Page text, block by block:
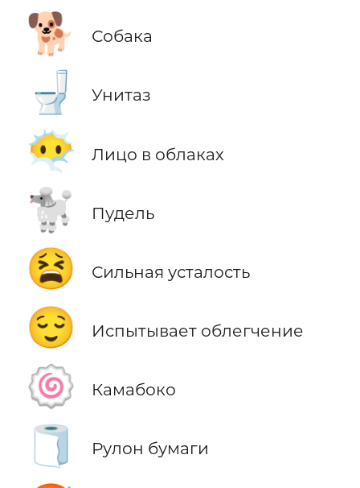
🐕 Собака
🚽 Унитаз
😶‍🌫️ Лицо в облаках
🐩 Пудель
😫 Сильная усталость
😌 Испытывает облегчение
🍥 Камабоко
🧻 Рулон бумаги